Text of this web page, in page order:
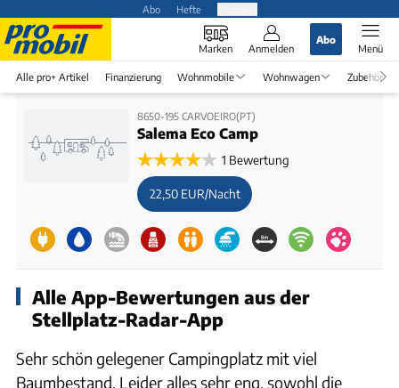
Abo Hefte
Marken Anmelden
Abo
Menü
Alle pro+ Artikel Finanzierung Wohnmobile Wohnwagen Zubehör
8650-195 CARVOEIRO(PT)
Salema Eco Camp
1 Bewertung
22,50 EUR/Nacht
Alle App-Bewertungen aus der
Stellplatz-Radar-App
Sehr schön gelegener Campingplatz mit viel
Baumbestand. Leider alles sehr eng, sowohl die